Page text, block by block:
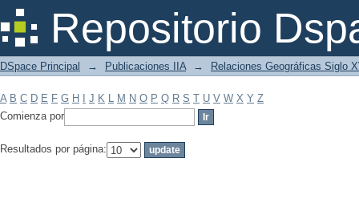
Repositorio
Filtrar por: Materia
DSpace Principal → Publicaciones IIA → Relaciones Geográficas Siglo
A B C D E F G H J K L M N O P Q R S T U V W X Y Z
Comienza por
Resultados por página: